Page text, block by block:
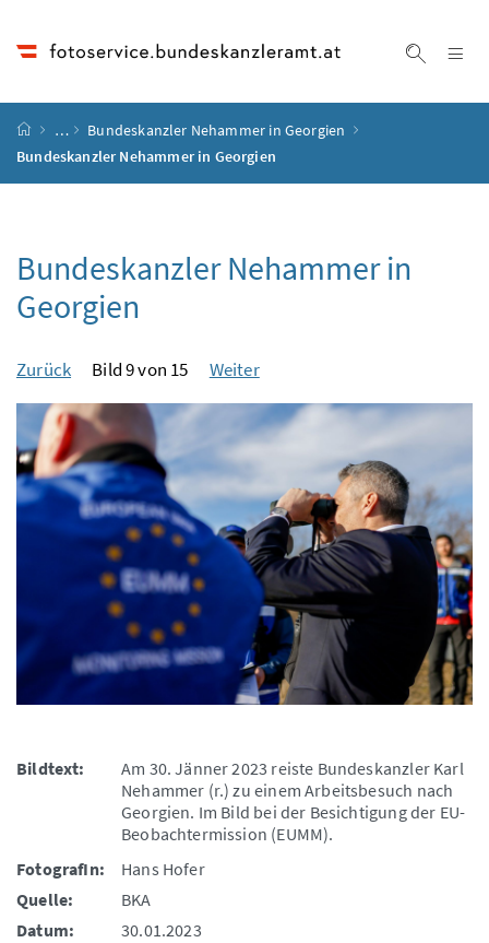
Startseite
…
Bundeskanzler Nehammer in Georgien
Bundeskanzler Nehammer in Georgien
Bundeskanzler Nehammer in
Georgien
Zurück Bild 9 von 15 Weiter
Bildtext:
Am 30. Jänner 2023 reiste Bundeskanzler Karl
Nehammer (r.) zu einem Arbeitsbesuch nach
Georgien. Im Bild bei der Besichtigung der EU-
Beobachtermission (EUMM).
FotografIn:
Hans Hofer
Quelle:
BKA
Datum:
30.01.2023